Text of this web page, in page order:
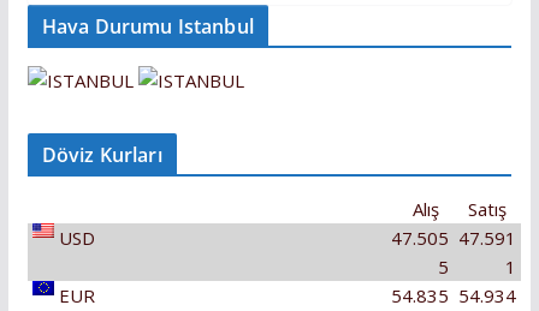
Hava Durumu Istanbul
Döviz Kurları
Satış
Alış
USD
47.591
1
47.505
5
EUR
54.934
54.835